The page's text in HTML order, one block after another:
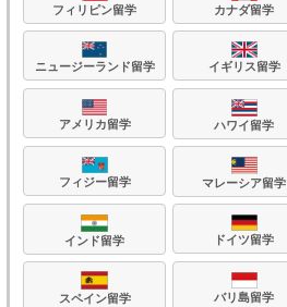
フィリピン留学 カナダ留学
ニュージーランド留学 イギリス留学
アメリカ留学 ハワイ留学
フィジー留学 マレーシア留学
インド留学 ドイツ留学
スペイン留学 バリ島留学